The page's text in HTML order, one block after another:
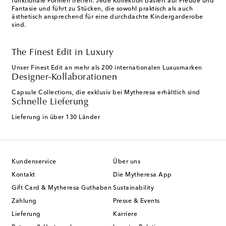
Fantasie und führt zu Stücken, die sowohl praktisch als auch
ästhetisch ansprechend für eine durchdachte Kindergarderobe
sind.
The Finest Edit in Luxury
Unser Finest Edit an mehr als 200 internationalen Luxusmarken
Designer-Kollaborationen
Capsule Collections, die exklusiv bei Mytheresa erhältlich sind
Schnelle Lieferung
Lieferung in über 130 Länder
Kundenservice
Kontakt
Gift Card & Mytheresa Guthaben
Zahlung
Lieferung
Über uns
Die Mytheresa App
Sustainability
Presse & Events
Karriere